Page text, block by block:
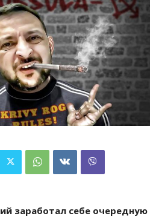
заработал себе очередную